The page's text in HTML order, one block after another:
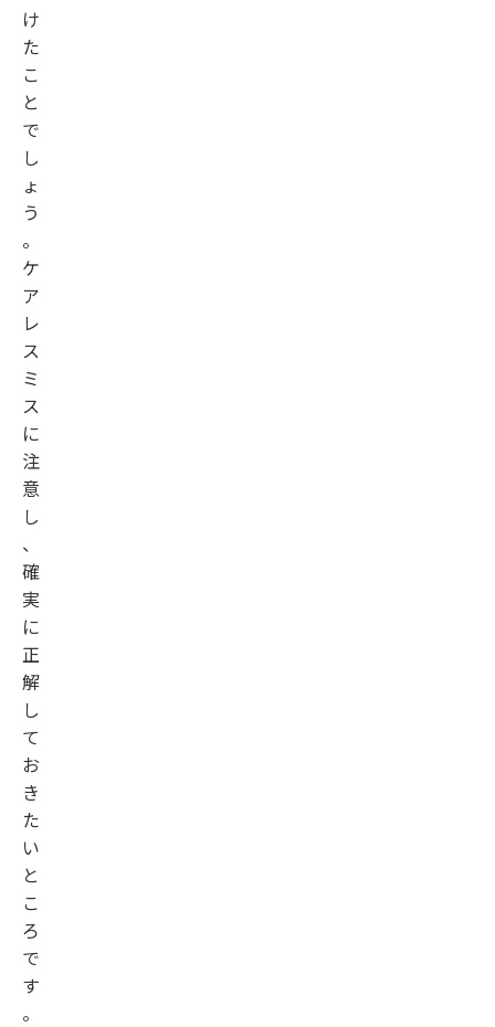
け
た
こ
と
で
し
ょ
う
。
ケ
ア
レ
ス
ミ
ス
に
注
意
し
、
確
実
に
正
解
し
て
お
き
た
い
と
こ
ろ
で
す
。